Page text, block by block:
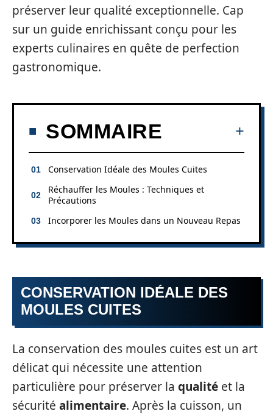
préserver leur qualité exceptionnelle. Cap
sur un guide enrichissant conçu pour les
experts culinaires en quête de perfection
gastronomique.
SOMMAIRE
Conservation Idéale des Moules Cuites
Réchauffer les Moules : Techniques et
Précautions
Incorporer les Moules dans un Nouveau Repas
CONSERVATION IDÉALE DES
MOULES CUITES
La conservation des moules cuites est un art
délicat qui nécessite une attention
particulière pour préserver la qualité et la
sécurité alimentaire. Après la cuisson, un